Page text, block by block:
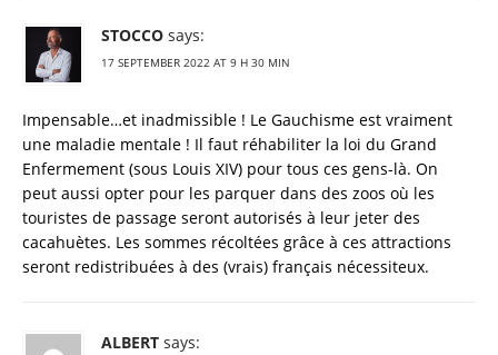
STOCCO says:
17 SEPTEMBER 2022 AT 9 H 30 MIN
Impensable…et inadmissible ! Le Gauchisme est vraiment
une maladie mentale ! Il faut réhabiliter la loi du Grand
Enfermement (sous Louis XIV) pour tous ces gens-là. On
peut aussi opter pour les parquer dans des zoos où les
touristes de passage seront autorisés à leur jeter des
cacahuètes. Les sommes récoltées grâce à ces attractions
seront redistribuées à des (vrais) français nécessiteux.
ALBERT says: